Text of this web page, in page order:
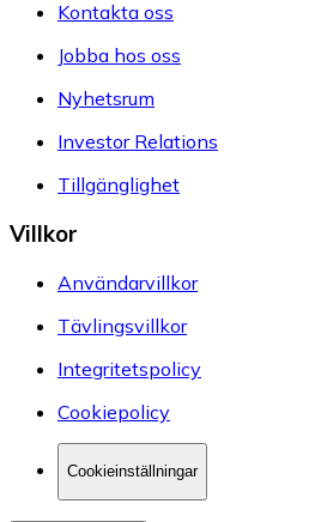
Kontakta oss
Jobba hos oss
Nyhetsrum
Investor Relations
Tillgänglighet
Villkor
Användarvillkor
Tävlingsvillkor
Integritetspolicy
Cookiepolicy
Cookieinställningar